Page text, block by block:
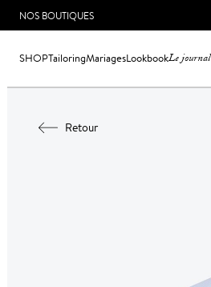
NOS BOUTIQUES
SHOPTailoringMariagesLookbookLe journal
Retour